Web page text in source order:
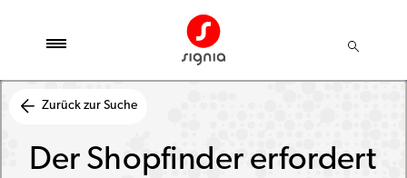
Zurück zur Suche
Der Shopfinder erfordert